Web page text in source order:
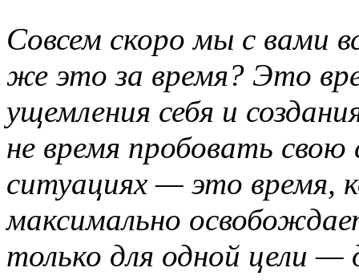
Совсем скоро мы с вами
же это за время? Это
ущемления себя и
не время пробовать свою
ситуациях — это время,
максимально
только для одной цели